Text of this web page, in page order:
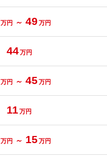
万円 ～ 49 万円
44万円
万円 ～ 45 万円
11万円
万円 ～ 15 万円